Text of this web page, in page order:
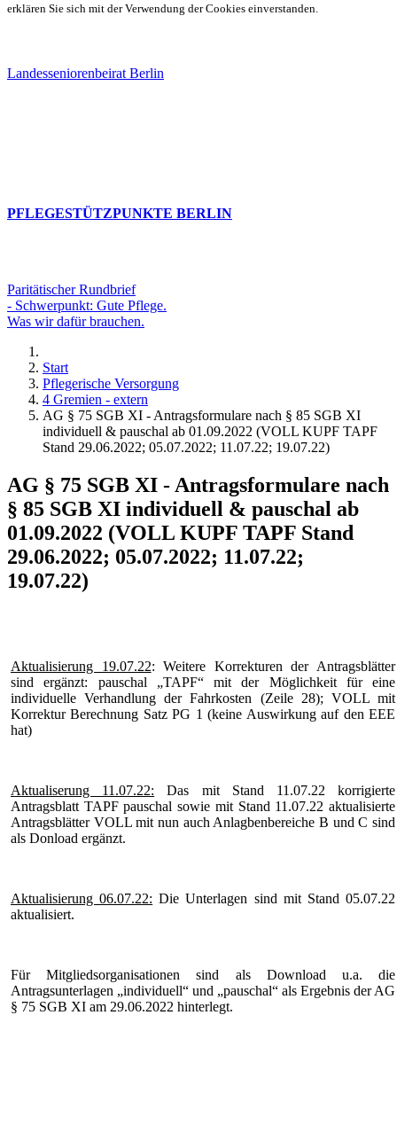
erklären Sie sich mit der Verwendung der Cookies einverstanden.
Landesseniorenbeirat Berlin
PFLEGESTÜTZPUNKTE BERLIN
Paritätischer Rundbrief
- Schwerpunkt: Gute Pflege.
Was wir dafür brauchen.
Start
Pflegerische Versorgung
4 Gremien - extern
AG § 75 SGB XI - Antragsformulare nach § 85 SGB XI
individuell & pauschal ab 01.09.2022 (VOLL KUPF TAPF
Stand 29.06.2022; 05.07.2022; 11.07.22; 19.07.22)
AG § 75 SGB XI - Antragsformulare nach
§ 85 SGB XI individuell & pauschal ab
01.09.2022 (VOLL KUPF TAPF Stand
29.06.2022; 05.07.2022; 11.07.22;
19.07.22)
Aktualisierung 19.07.22: Weitere Korrekturen der Antragsblätter
sind ergänzt: pauschal „TAPF“ mit der Möglichkeit für eine
individuelle Verhandlung der Fahrkosten (Zeile 28); VOLL mit
Korrektur Berechnung Satz PG 1 (keine Auswirkung auf den EEE
hat)
Aktualiserung 11.07.22: Das mit Stand 11.07.22 korrigierte
Antragsblatt TAPF pauschal sowie mit Stand 11.07.22 aktualisierte
Antragsblätter VOLL mit nun auch Anlagbenbereiche B und C sind
als Donload ergänzt.
Aktualisierung 06.07.22: Die Unterlagen sind mit Stand 05.07.22
aktualisiert.
Für Mitgliedsorganisationen sind als Download u.a. die
Antragsunterlagen „individuell“ und „pauschal“ als Ergebnis der AG
§ 75 SGB XI am 29.06.2022 hinterlegt.